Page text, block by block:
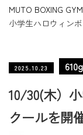
MUTO BOXING GYM
小学生ハロウィン
2025.10.23
10/30(木）
クールを開